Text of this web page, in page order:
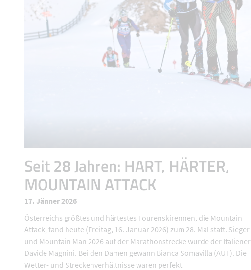
Seit 28 Jahren: HART, HÄRTER,
MOUNTAIN ATTACK
17. Jänner 2026
Österreichs größtes und härtestes Tourenskirennen, die Mountain
Attack, fand heute (Freitag, 16. Januar 2026) zum 28. Mal statt. Sieger
und Mountain Man 2026 auf der Marathonstrecke wurde der Italiener
Davide Magnini. Bei den Damen gewann Bianca Somavilla (AUT). Die
Wetter- und Streckenverhältnisse waren perfekt.